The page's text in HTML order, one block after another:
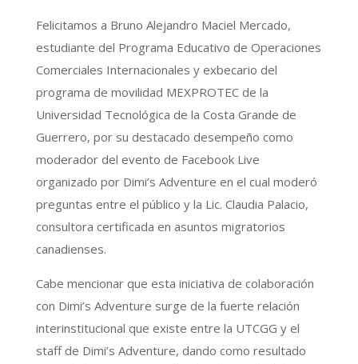
Felicitamos a Bruno Alejandro Maciel Mercado,
estudiante del Programa Educativo de Operaciones
Comerciales Internacionales y exbecario del
programa de movilidad MEXPROTEC de la
Universidad Tecnológica de la Costa Grande de
Guerrero, por su destacado desempeño como
moderador del evento de Facebook Live
organizado por Dimi’s Adventure en el cual moderó
preguntas entre el público y la Lic. Claudia Palacio,
consultora certificada en asuntos migratorios
canadienses.
Cabe mencionar que esta iniciativa de colaboración
con Dimi’s Adventure surge de la fuerte relación
interinstitucional que existe entre la UTCGG y el
staff de Dimi’s Adventure, dando como resultado